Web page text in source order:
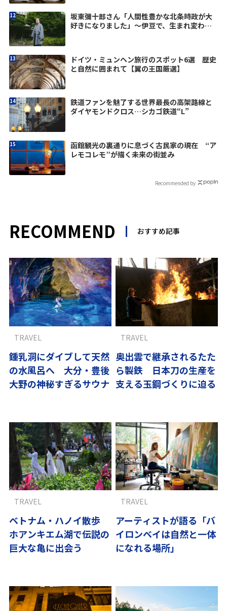
坂東彌十郎さん「人間性豊かな北条時政が大
好きになりました」〜伊豆で、生まれ変わ
ドイツ・ミュンヘン旅行のスポット6選 歴史
と自然に囲まれて【翼の王国厳選】
鉄道ファンを魅了する世界最長の高架路線と
ダイヤモンドクロス…シカゴ鉄道“L”
函館観光の裏通りに息づく古民家の現在 “ア
レモコレモ”が描く未来の街並み
Recommended by
RECOMMEND おすすめ記事
鍾乳洞にダイブして天然
の水風呂へ 大分・豊後
大野の神秘すぎるサウナ
TRAVEL
奥出雲で継承されるたた
ら製鉄 日本刀の生産を
支える玉鋼づくりに迫る
TRAVEL
ベトナム・ハノイ散歩
ホアンキエム湖で伝説の
巨大な亀に出会う
TRAVEL
アーティストが語る「バ
イロンベイは自然と一体
になれる場所」
TRAVEL